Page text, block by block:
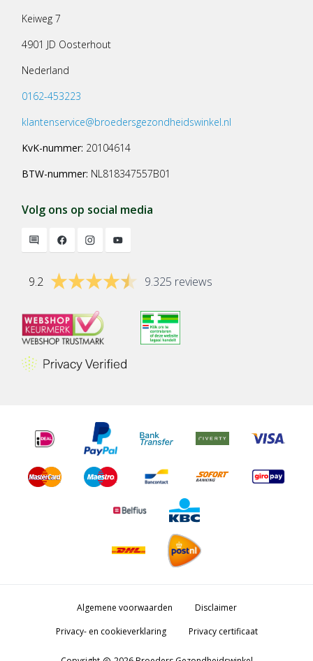
Keiweg 7
4901 JD Oosterhout
Nederland
0162-453223
klantenservice@broedersgezondheidswinkel.nl
KvK-nummer: 20104614
BTW-nummer: NL818347557B01
Volg ons op social media
9.2 9.325 reviews
Algemene voorwaarden
Disclaimer
Privacy- en cookieverklaring
Privacy certificaat